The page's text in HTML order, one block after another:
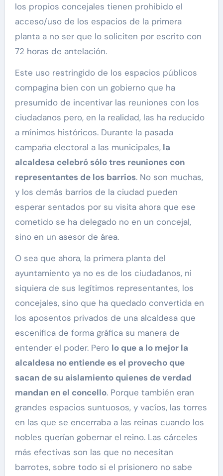
los propios concejales tienen prohibido el
acceso/uso de los espacios de la primera
planta a no ser que lo soliciten por escrito con
72 horas de antelación.
Este uso restringido de los espacios públicos
compagina bien con un gobierno que ha
presumido de incentivar las reuniones con los
ciudadanos pero, en la realidad, las ha reducido
a mínimos históricos. Durante la pasada
campaña electoral a las municipales,la
alcaldesa celebró sólo tres reuniones con
representantes de los barrios. No son muchas,
y los demás barrios de la ciudad pueden
esperar sentados por su visita ahora que ese
cometido se ha delegado no en un concejal,
sino en un asesor de área.
O sea que ahora, la primera planta del
ayuntamiento ya no es de los ciudadanos, ni
siquiera de sus legítimos representantes, los
concejales, sino que ha quedado convertida en
los aposentos privados de una alcaldesa que
escenifica de forma gráfica su manera de
entender el poder. Pero lo que a lo mejor la
alcaldesa no entiende es el provecho que
sacan de su aislamiento quienes de verdad
mandan en el concello. Porque también eran
grandes espacios suntuosos, y vacíos, las torres
en las que se encerraba a las reinas cuando los
nobles querían gobernar el reino. Las cárceles
más efectivas son las que no necesitan
barrotes, sobre todo si el prisionero no sabe